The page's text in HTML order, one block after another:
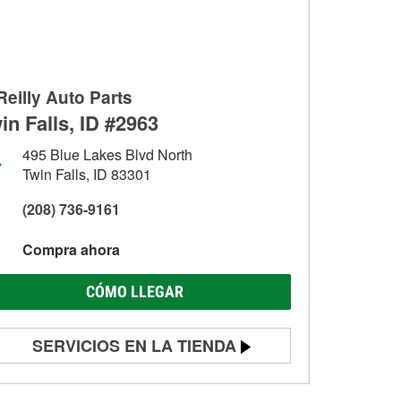
Auto Parts
Falls, ID #2963
495 Blue Lakes Blvd North
Twin Falls, ID 83301
(208) 736-9161
Compra ahora
CÓMO LLEGAR
SERVICIOS EN LA TIENDA
Prueba de batería